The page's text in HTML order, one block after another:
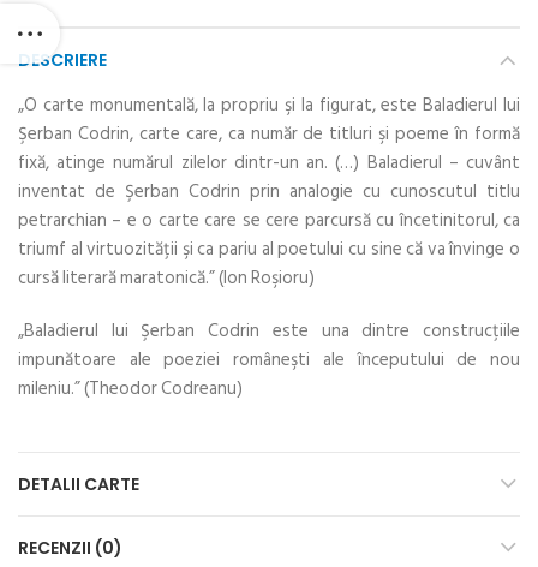
DESCRIERE
„O carte monumentală, la propriu şi la figurat, este Baladierul lui
Şerban Codrin, carte care, ca număr de titluri şi poeme în formă
fixă, atinge numărul zilelor dintr-un an. (…) Baladierul – cuvânt
inventat de Şerban Codrin prin analogie cu cunoscutul titlu
petrarchian – e o carte care se cere parcursă cu încetinitorul, ca
triumf al virtuozităţii şi ca pariu al poetului cu sine că va învinge o
cursă literară maratonică.” (Ion Roşioru)
„Baladierul lui Şerban Codrin este una dintre construcţiile
impunătoare ale poeziei româneşti ale începutului de nou
mileniu.” (Theodor Codreanu)
DETALII CARTE
RECENZII (0)